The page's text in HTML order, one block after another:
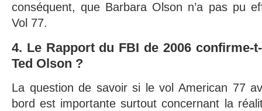
conséquent, que Barbara Olson n’a pas pu
Vol 77.
4. Le Rapport du FBI de 2006 confirme-
Ted Olson ?
La question de savoir si le vol American 77
bord est importante surtout concernant la